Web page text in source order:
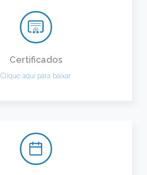
Certificados
Clique aqui para baixar